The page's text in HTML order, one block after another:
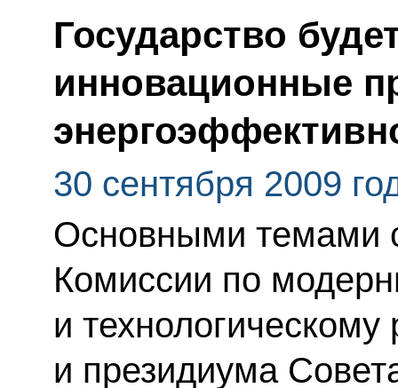
Государство
инновационные
30 сентября 2009
Основными темами
Комиссии по
и
и президиума